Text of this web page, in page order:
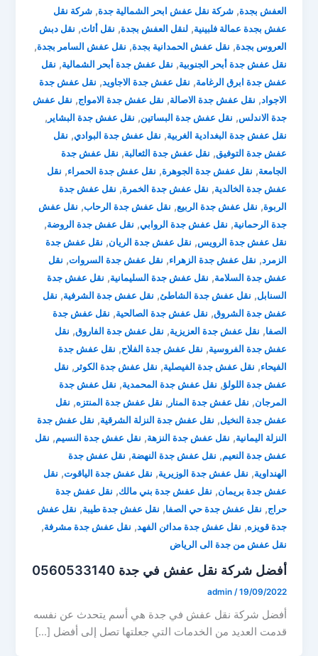
العفش بجدة,شركة نقل عفش ابحر الشمالية جدة,شركة نقل
عفش بجدة عمالة فلبينية,لنقل العفش بجدة, نقل أثاث, نقل دبش
العروس بجدة, نقل عفش الحمدانية بجدة, نقل عفش السامر بجدة,
نقل عفش جدة أبحر الجنوبية, نقل عفش جدة أبحر الشمالية, نقل
عفش جدة ابرق الرغامة, نقل عفش جدة الاجاويد, نقل عفش جدة
الاجواد, نقل عفش جدة الاصالة, نقل عفش جدة الامواج, نقل عفش
جدة الاندلس, نقل عفش جدة البساتين, نقل عفش جدة البشاير ,
نقل عفش جدة البغدادية الغربية, نقل عفش جدة البوادي, نقل
عفش جدة التوفيق, نقل عفش جدة الثعالبة, نقل عفش جدة
الجامعة, نقل عفش جدة الجوهرة, نقل عفش جدة الحمراء, نقل
عفش جدة الخالدية, نقل عفش جدة الخمرة, نقل عفش جدة
الربوة, نقل عفش جدة الربيع, نقل عفش جدة الرحاب, نقل عفش
جدة الرحمانية, نقل عفش جدة الروابي, نقل عفش جدة الروضة,
نقل عفش جدة الرويس, نقل عفش جدة الريان, نقل عفش جدة
الزمرد, نقل عفش جدة الزهراء, نقل عفش جدة السروات, نقل
عفش جدة السلامة, نقل عفش جدة السليمانية, نقل عفش جدة
السنابل, نقل عفش جدة الشاطئ, نقل عفش جدة الشرفية, نقل
عفش جدة الشروق, نقل عفش جدة الصالحية, نقل عفش جدة
الصفا, نقل عفش جدة العزيزية, نقل عفش جدة الفاروق, نقل
عفش جدة الفروسية, نقل عفش جدة الفلاح, نقل عفش جدة
الفيحاء, نقل عفش جدة الفيصلية, نقل عفش جدة الكوثر , نقل
عفش جدة اللولؤ, نقل عفش جدة المحمدية, نقل عفش جدة
المرجان, نقل عفش جدة المنار , نقل عفش جدة المنتزه, نقل
عفش جدة النخيل, نقل عفش جدة النزلة الشرقية, نقل عفش جدة
النزلة اليمانية, نقل عفش جدة النزهة, نقل عفش جدة النسيم, نقل
عفش جدة النعيم, نقل عفش جدة النهضة, نقل عفش جدة
الهنداوية, نقل عفش جدة الوزيرية, نقل عفش جدة الياقوت, نقل
عفش جدة بريمان, نقل عفش جدة بني مالك, نقل عفش جدة
حراج, نقل عفش جدة حي الصفا, نقل عفش جدة طيبة, نقل عفش
جدة قويزه, نقل عفش جدة مدائن الفهد, نقل عفش جدة مشرفة,
نقل عفش من جدة الى الرياض
أفضل شركة نقل عفش في جدة 0560533140
admin /19/09/2022
أفضل شركة نقل عفش في جدة هي أسم يتحدث عن نفسه
قدمت العديد من الخدمات التي جعلتها تصل إلى أفضل […]